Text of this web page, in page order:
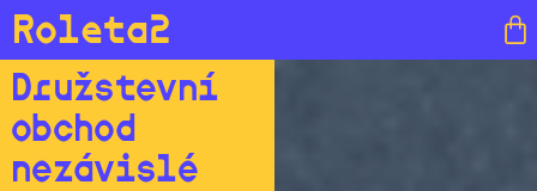
Roleta2
Družstevní
obchod
nezávislé